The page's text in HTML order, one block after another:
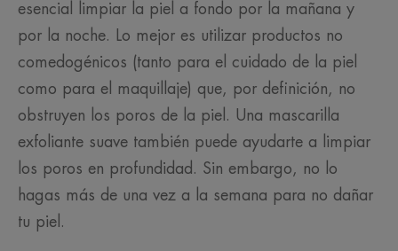
esencial limpiar la piel a fondo por la mañana y
por la noche. Lo mejor es utilizar productos no
comedogénicos (tanto para el cuidado de la piel
como para el maquillaje) que, por definición, no
obstruyen los poros de la piel. Una mascarilla
exfoliante suave también puede ayudarte a limpiar
los poros en profundidad. Sin embargo, no lo
hagas más de una vez a la semana para no dañar
tu piel.